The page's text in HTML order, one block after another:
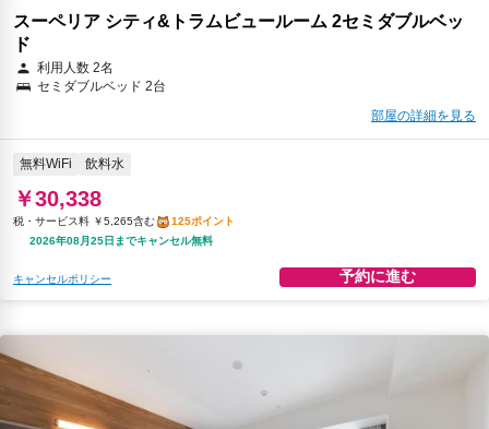
スーペリア シティ&トラムビュールーム 2セミダブルベッ
ド
利用人数 2名
セミダブルベッド 2台
部屋の詳細を見る
無料WiFi 飲料水
￥30,338
税・サービス料 ￥5,265含む
125ポイント
2026年08月25日までキャンセル無料
キャンセルポリシー 予約に進む